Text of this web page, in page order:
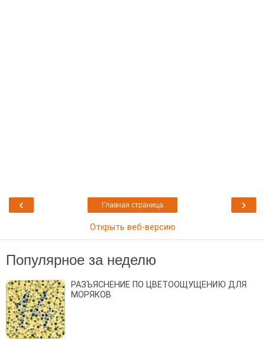
‹ ›
Главная страница
Открыть веб-версию
Популярное за неделю
РАЗЪЯСНЕНИЕ ПО ЦВЕТООЩУЩЕНИЮ ДЛЯ
МОРЯКОВ